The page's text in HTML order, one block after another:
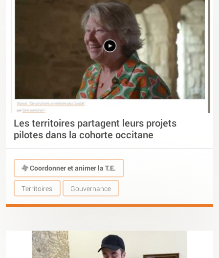
Les territoires partagent leurs projets
pilotes dans la cohorte occitane
Coordonner et animer la T.E.
Territoires Gouvernance